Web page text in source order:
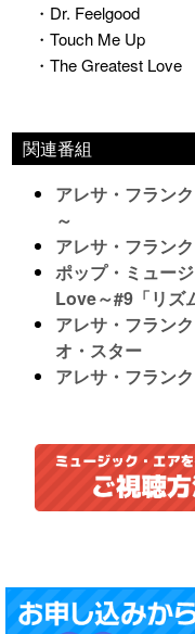
・Dr. Feelgood
・Touch Me Up
・The Greatest Love
関連番組
アレサ・フラン
～
アレサ・フラン
ポップ・ミュー
Love～#9「リズ
アレサ・フラン
オ・スター
アレサ・フラン